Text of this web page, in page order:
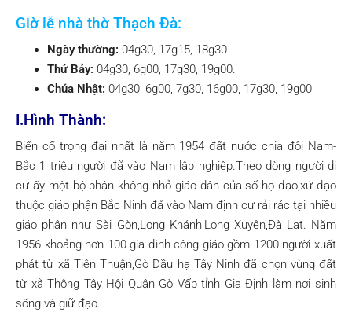
Giờ lễ nhà thờ Thạch Đà:
Ngày thường: 04g30, 17g15, 18g30
Thứ Bảy: 04g30, 6g00, 17g30, 19g00.
Chúa Nhật: 04g30, 6g00, 7g30, 16g00, 17g30, 19g00
I.Hình Thành:
Biến cố trọng đại nhất là năm 1954 đất nước chia đôi Nam-
Bắc 1 triệu người đã vào Nam lập nghiệp.Theo dòng người di
cư ấy một bộ phận không nhỏ giáo dân của số họ đạo,xứ đạo
thuộc giáo phận Bắc Ninh đã vào Nam định cư rải rác tại nhiều
giáo phận như Sài Gòn,Long Khánh,Long Xuyên,Đà Lạt. Năm
1956 khoảng hơn 100 gia đình công giáo gồm 1200 người xuất
phát từ xã Tiên Thuận,Gò Dầu hạ Tây Ninh đã chọn vùng đất
từ xã Thông Tây Hội Quận Gò Vấp tỉnh Gia Định làm nơi sinh
sống và giữ đạo.